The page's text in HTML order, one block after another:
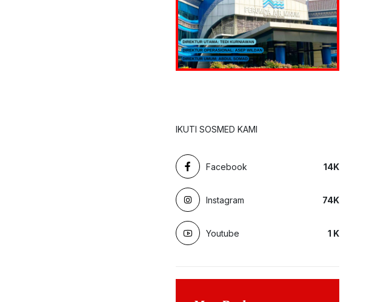
IKUTI SOSMED KAMI
Facebook 14K
Instagram 74K
Youtube 1 K